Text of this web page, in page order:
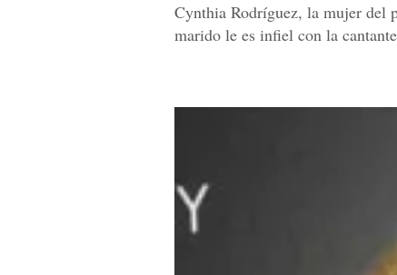
Cynthia Rodríguez, la mujer del
marido le es infiel con la